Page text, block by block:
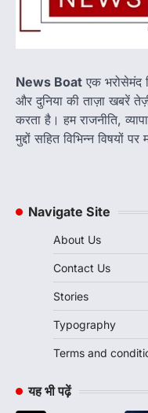
के
द मैच
News Boat एक भरोसेमंद
और दुनिया की ताज़ा खबरें
करता है। हम राजनीति,
मुद्दों सहित विभिन्न विषयों
Navigate Site
About Us
Contact Us
Stories
Typography
Terms and
यह भी पढ़ें